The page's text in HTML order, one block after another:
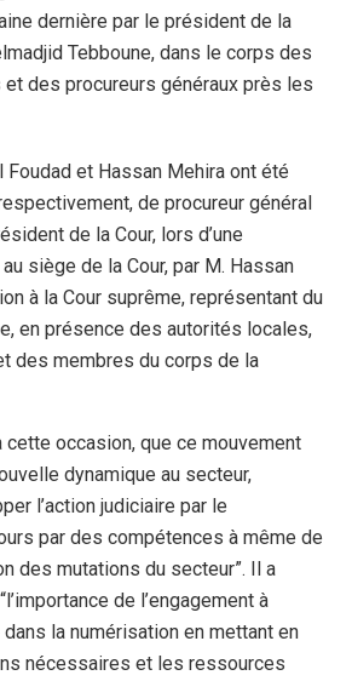
dernière par le président de la
Tebboune, dans le corps des
des procureurs généraux près les
Foudad et Hassan Mehira ont été
de procureur général
de la Cour, lors d’une
siège de la Cour, par M. Hassan
à la Cour suprême, représentant du
en présence des autorités locales,
des membres du corps de la
cette occasion, que ce mouvement
dynamique au secteur,
l’action judiciaire par le
par des compétences à même de
des mutations du secteur”. Il a
de l’engagement à
dans la numérisation en mettant en
nécessaires et les ressources